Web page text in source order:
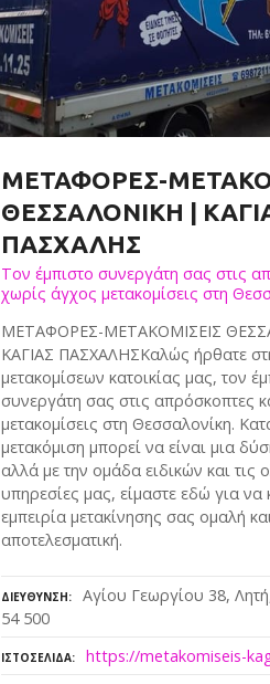
ΜΕΤΑΦΟΡΕΣ-
ΘΕΣΣΑΛΟΝΙΚΗ |
ΠΑΣΧΑΛΗΣ
Τον έμπιστο συνεργάτη σας στις
χωρίς άγχος μετακομίσεις στη
ΜΕΤΑΦΟΡΕΣ-ΜΕΤΑΚΟΜΙΣΕΙΣ
ΚΑΓΙΑΣ ΠΑΣΧΑΛΗΣΚαλώς ήρθατε
μετακομίσεων κατοικίας μας, τον
συνεργάτη σας στις απρόσκοπτες
μετακομίσεις στη Θεσσαλονίκη.
μετακόμιση μπορεί να είναι μια
αλλά με την ομάδα ειδικών και τις
υπηρεσίες μας, είμαστε εδώ για να
εμπειρία μετακίνησης σας ομαλή
αποτελεσματική.
ΔΙΕΎΘΥΝΣΗ
Αγίου Γεωργίου 38,
54 500
ΙΣΤΟΣΕΛΊΔΑ https://metakomiseis-